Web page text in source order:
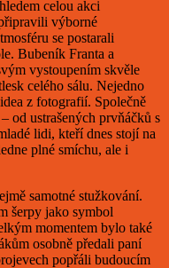
celou akci
výborné
se postarali
Bubeník Franta a
vystoupením skvěle
celého sálu. Nejedno
z fotografií. Společně
od ustrašených prvňáčků s
lidi, kteří dnes stojí na
plné smíchu, ale i
samotné stužkování.
šerpy jako symbol
momentem bylo také
osobně předali paní
popřáli budoucím